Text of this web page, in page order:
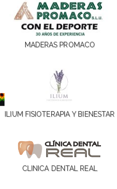
MADERAS PROMACO
ILIUM FISIOTERAPIA Y BIENESTAR
CLINICA DENTAL REAL